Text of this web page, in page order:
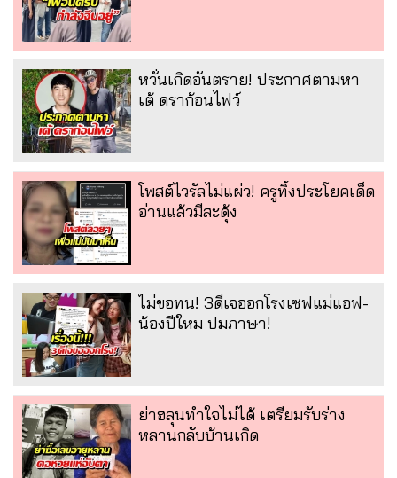
หวั่นเกิดอันตราย! ประกาศตามหา
เต้ ดราก้อนไฟว์
โพสต์ไวรัลไม่แผ่ว! ครูทิ้งประโยคเด็ด
อ่านแล้วมีสะดุ้ง
ไม่ขอทน! 3ดีเจออกโรงเซฟแม่แอฟ-
น้องปีใหม ปมภาษา!
ย่าฮลุนทำใจไม่ได้ เตรียมรับร่าง
หลานกลับบ้านเกิด